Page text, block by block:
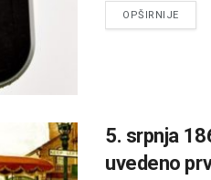
OPŠIRNIJE
5. srpnja
uvedeno